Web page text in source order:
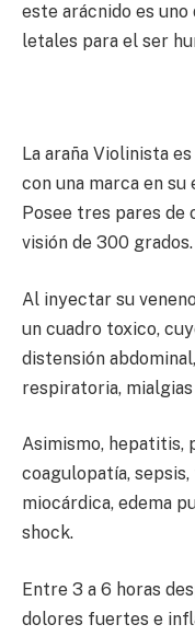
este arácnido es
letales para el ser
La araña Violinista
con una marca en
Posee tres pares de
visión de 300 grados.
Al inyectar su
un cuadro toxico,
distensión
respiratoria,
Asimismo, hepatitis,
coagulopatía,
miocárdica, edema
shock.
Entre 3 a 6 horas
dolores fuertes e